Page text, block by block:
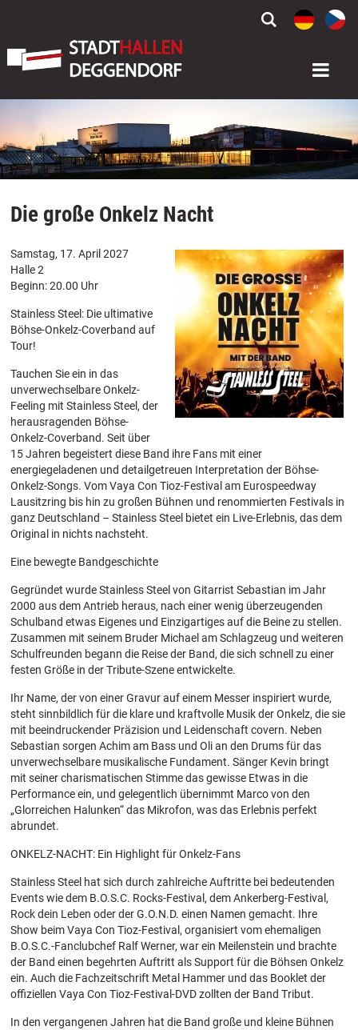


Die große Onkelz Nacht
Samstag, 17. April 2027
Halle 2
Beginn: 20.00 Uhr
Stainless Steel: Die ultimative
Böhse-Onkelz-Coverband auf
Tour!
Tauchen Sie ein in das
unverwechselbare Onkelz-
Feeling mit Stainless Steel, der
herausragenden Böhse-
Onkelz-Coverband. Seit über
15 Jahren begeistert diese Band ihre Fans mit einer
energiegeladenen und detailgetreuen Interpretation der Böhse-
Onkelz-Songs. Vom Vaya Con Tioz-Festival am Eurospeedway
Lausitzring bis hin zu großen Bühnen und renommierten Festivals in
ganz Deutschland – Stainless Steel bietet ein Live-Erlebnis, das dem
Original in nichts nachsteht.
Eine bewegte Bandgeschichte
Gegründet wurde Stainless Steel von Gitarrist Sebastian im Jahr
2000 aus dem Antrieb heraus, nach einer wenig überzeugenden
Schulband etwas Eigenes und Einzigartiges auf die Beine zu stellen.
Zusammen mit seinem Bruder Michael am Schlagzeug und weiteren
Schulfreunden begann die Reise der Band, die sich schnell zu einer
festen Größe in der Tribute-Szene entwickelte.
Ihr Name, der von einer Gravur auf einem Messer inspiriert wurde,
steht sinnbildlich für die klare und kraftvolle Musik der Onkelz, die sie
mit beeindruckender Präzision und Leidenschaft covern. Neben
Sebastian sorgen Achim am Bass und Oli an den Drums für das
unverwechselbare musikalische Fundament. Sänger Kevin bringt
mit seiner charismatischen Stimme das gewisse Etwas in die
Performance ein, und gelegentlich übernimmt Marco von den
„Glorreichen Halunken“ das Mikrofon, was das Erlebnis perfekt
abrundet.
ONKELZ-NACHT: Ein Highlight für Onkelz-Fans
Stainless Steel hat sich durch zahlreiche Auftritte bei bedeutenden
Events wie dem B.O.S.C. Rocks-Festival, dem Ankerberg-Festival,
Rock dein Leben oder der G.O.N.D. einen Namen gemacht. Ihre
Show beim Vaya Con Tioz-Festival, organisiert vom ehemaligen
B.O.S.C.-Fanclubchef Ralf Werner, war ein Meilenstein und brachte
der Band einen begehrten Auftritt als Support für die Böhsen Onkelz
ein. Auch die Fachzeitschrift Metal Hammer und das Booklet der
offiziellen Vaya Con Tioz-Festival-DVD zollten der Band Tribut.
In den vergangenen Jahren hat die Band große und kleine Bühnen